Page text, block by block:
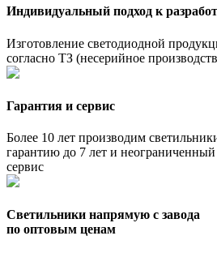
Индивидуальный подход к
Изготовление светодиодной
согласно ТЗ (несерийное
Гарантия и сервис
Более 10 лет производим
гарантию до 7 лет и
сервис
Светильники напрямую с завода
по оптовым ценам